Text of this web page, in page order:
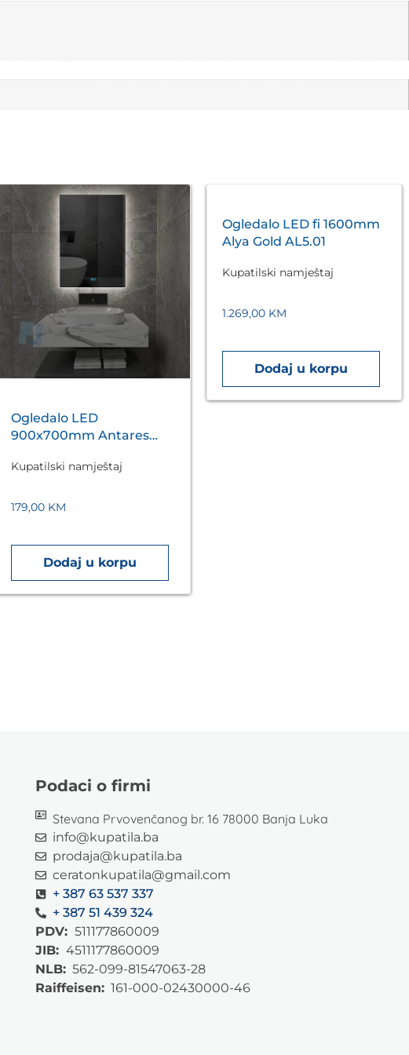
Ogledalo LED
900x700mm Antares
Kupatilski namještaj
179,00 KM
Dodaj u korpu
Ogledalo LED fi 1600mm
Alya Gold AL5.01
Kupatilski namještaj
1.269,00 KM
Dodaj u korpu
Podaci o firmi
Stevana Prvovenčanog br. 16 78000 Banja Luka
info@kupatila.ba
prodaja@kupatila.ba
ceratonkupatila@gmail.com
+ 387 63 537 337
+ 387 51 439 324
PDV: 511177860009
JIB: 4511177860009
NLB:562-099-81547063-28
Raiffeisen:161-000-02430000-46